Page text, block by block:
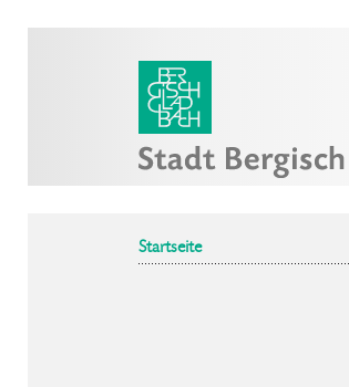
Startseite